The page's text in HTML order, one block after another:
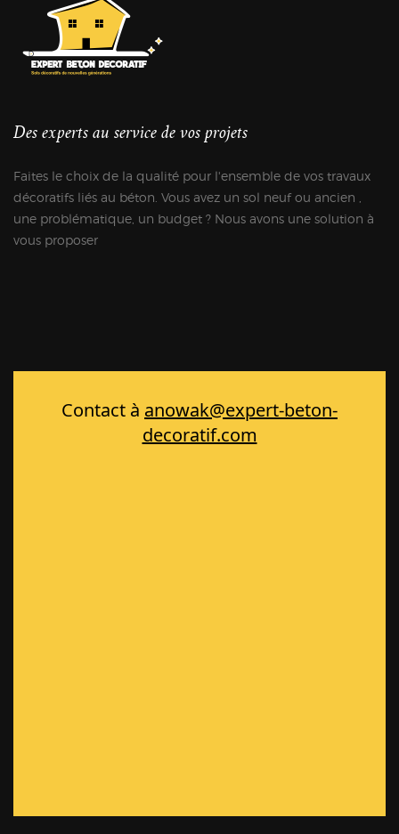
Des experts au service de vos projets
Faites le choix de la qualité pour l'ensemble de vos travaux
décoratifs liés au béton. Vous avez un sol neuf ou ancien ,
une problématique, un budget ? Nous avons une solution à
vous proposer